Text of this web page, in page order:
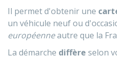
Il permet d'obtenir une
un véhicule neuf ou
européenneautre que la
La démarche diffère selon